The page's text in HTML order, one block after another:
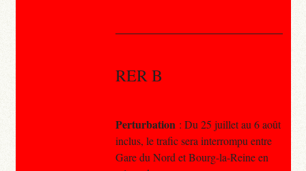
RER B
Perturbation : Du 25 juillet au 6 août
inclus, le trafic sera interrompu entre
Gare du Nord et Bourg-la-Reine en